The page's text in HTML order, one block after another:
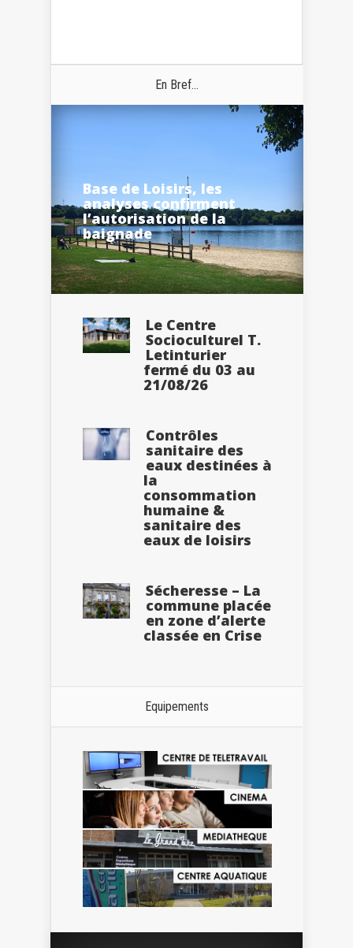
En Bref...
Base de Loisirs, les
analyses confirment
l’autorisation de la
baignade
Le Centre
Socioculturel T.
Letinturier
fermé du 03 au
21/08/26
Contrôles
sanitaire des
eaux destinées à
la
consommation
humaine &
sanitaire des
eaux de loisirs
Sécheresse – La
commune placée
en zone d’alerte
classée en Crise
Equipements